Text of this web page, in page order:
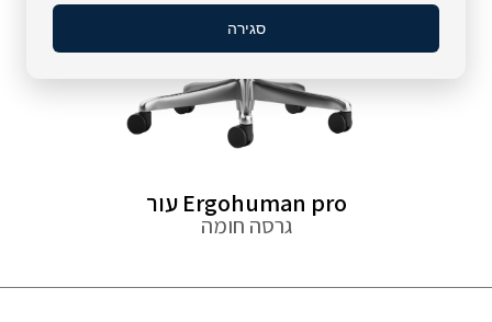
סגירה
Ergohuman pro עור
גרסה חומה